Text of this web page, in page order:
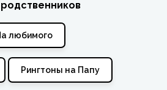
любимого
Рингтоны на Папу